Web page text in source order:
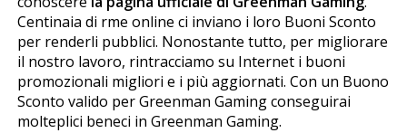
Centinaia di firme online ci inviano i loro Buoni Sconto
per renderli pubblici. Nonostante tutto, per migliorare
il nostro lavoro, rintracciamo su Internet i buoni
promozionali migliori e i più aggiornati. Con un Buono
Sconto valido per Greenman Gaming conseguirai
molteplici benefici in Greenman Gaming.